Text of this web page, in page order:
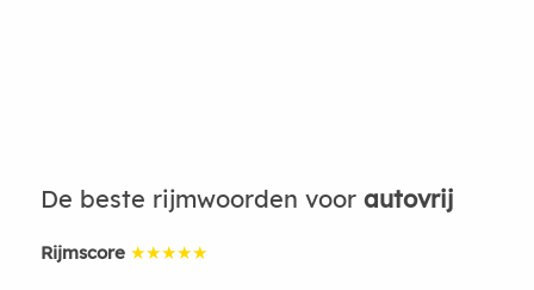
De beste rijmwoorden voor autovrij
Rijmscore ★★★★★